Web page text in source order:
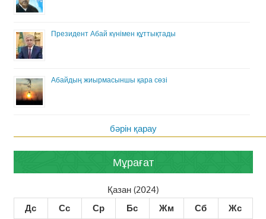
Президент Абай күнімен құттықтады
Абайдың жиырмасыншы қара сөзі
бәрін қарау
Мұрағат
Қазан (2024)
Дс
Сс Ср Бс Жм Сб
Жс